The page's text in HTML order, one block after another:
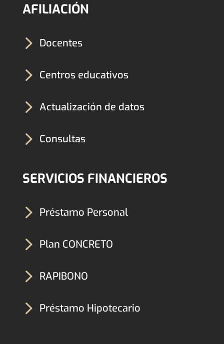
AFILIACIÓN
5 Docentes
5 Centros educativos
5Actualización de datos
5 Consultas
SERVICIOS FINANCIEROS
5 Préstamo Personal
5 Plan CONCRETO
5 RAPIBONO
5 Préstamo Hipotecario